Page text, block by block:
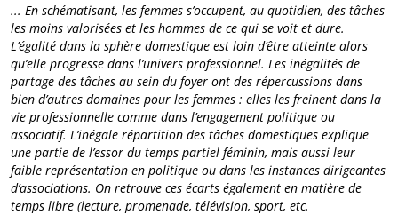
... En schématisant, les femmes s’occupent, au quotidien, des tâches
les moins valorisées et les hommes de ce qui se voit et dure.
L’égalité dans la sphère domestique est loin d’être atteinte alors
qu’elle progresse dans l’univers professionnel. Les inégalités de
partage des tâches au sein du foyer ont des répercussions dans
bien d’autres domaines pour les femmes : elles les freinent dans la
vie professionnelle comme dans l’engagement politique ou
associatif. L’inégale répartition des tâches domestiques explique
une partie de l’essor du temps partiel féminin, mais aussi leur
faible représentation en politique ou dans les instances dirigeantes
d’associations. On retrouve ces écarts également en matière de
temps libre (lecture, promenade, télévision, sport, etc.